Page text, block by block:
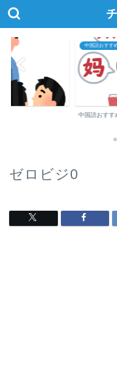
中国語おすす
中国語おすす
ゼロビジ0